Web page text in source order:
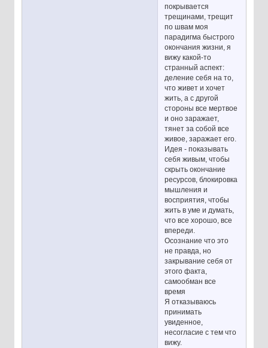
покрывается
трещинами, трещит
по швам моя
парадигма быстрого
окончания жизни, я
вижу какой-то
странный аспект:
деление себя на то,
что живет и хочет
жить, а с другой
стороны все мертвое
и оно заражает,
тянет за собой все
живое, заражает его.
Идея - показывать
себя живым, чтобы
скрыть окончание
ресурсов, блокировка
мышления и
восприятия, чтобы
жить в уме и думать,
что все хорошо, все
впереди.
Осознание что это
не правда, но
закрывание себя от
этого факта,
самообман все
время
Я отказываюсь
принимать
увиденное,
несогласие с тем что
вижу.